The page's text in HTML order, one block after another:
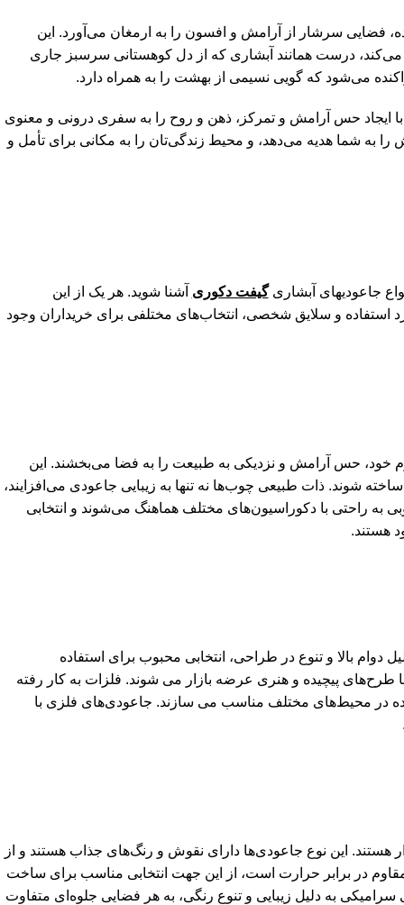
فضایی سرشار از آرامش و افسون را به ارمغان می‌آورد. این
می‌کند، درست همانند آبشاری که از دل کوهستانی سرسبز جاری
می‌شود که گویی نسیمی از بهشت را به همراه دارد.
با ایجاد حس آرامش و تمرکز، ذهن و روح را به سفری درونی و معنوی
را به شما هدیه می‌دهد، و محیط زندگی‌تان را به مکانی برای تأمل و
جاعودیهای آبشاریگیفت دکوری آشنا شوید. هر یک از این
استفاده و سلایق شخصی، انتخاب‌های مختلفی برای خریداران وجود
خود، حس آرامش و نزدیکی به طبیعت را به فضا می‌بخشند. این
شوند. ذات طبیعی چوب‌ها نه تنها به زیبایی جاعودی می‌افزایند،
به راحتی با دکوراسیون‌های مختلف هماهنگ می‌شوند و انتخابی
هستند.
بالا و تنوع در طراحی، انتخابی محبوب برای استفاده
طرح‌های پیچیده و هنری عرضه بازار می شوند. فلزات به کار رفته
در محیط‌های مختلف مناسب می سازند. جاعودی‌های فلزی با
هستند. این نوع جاعودی‌ها دارای نقوش و رنگ‌های جذاب هستند و از
در برابر حرارت است، از این جهت انتخابی مناسب برای ساخت
به دلیل زیبایی و تنوع رنگی، به هر فضایی جلوه‌ای متفاوت